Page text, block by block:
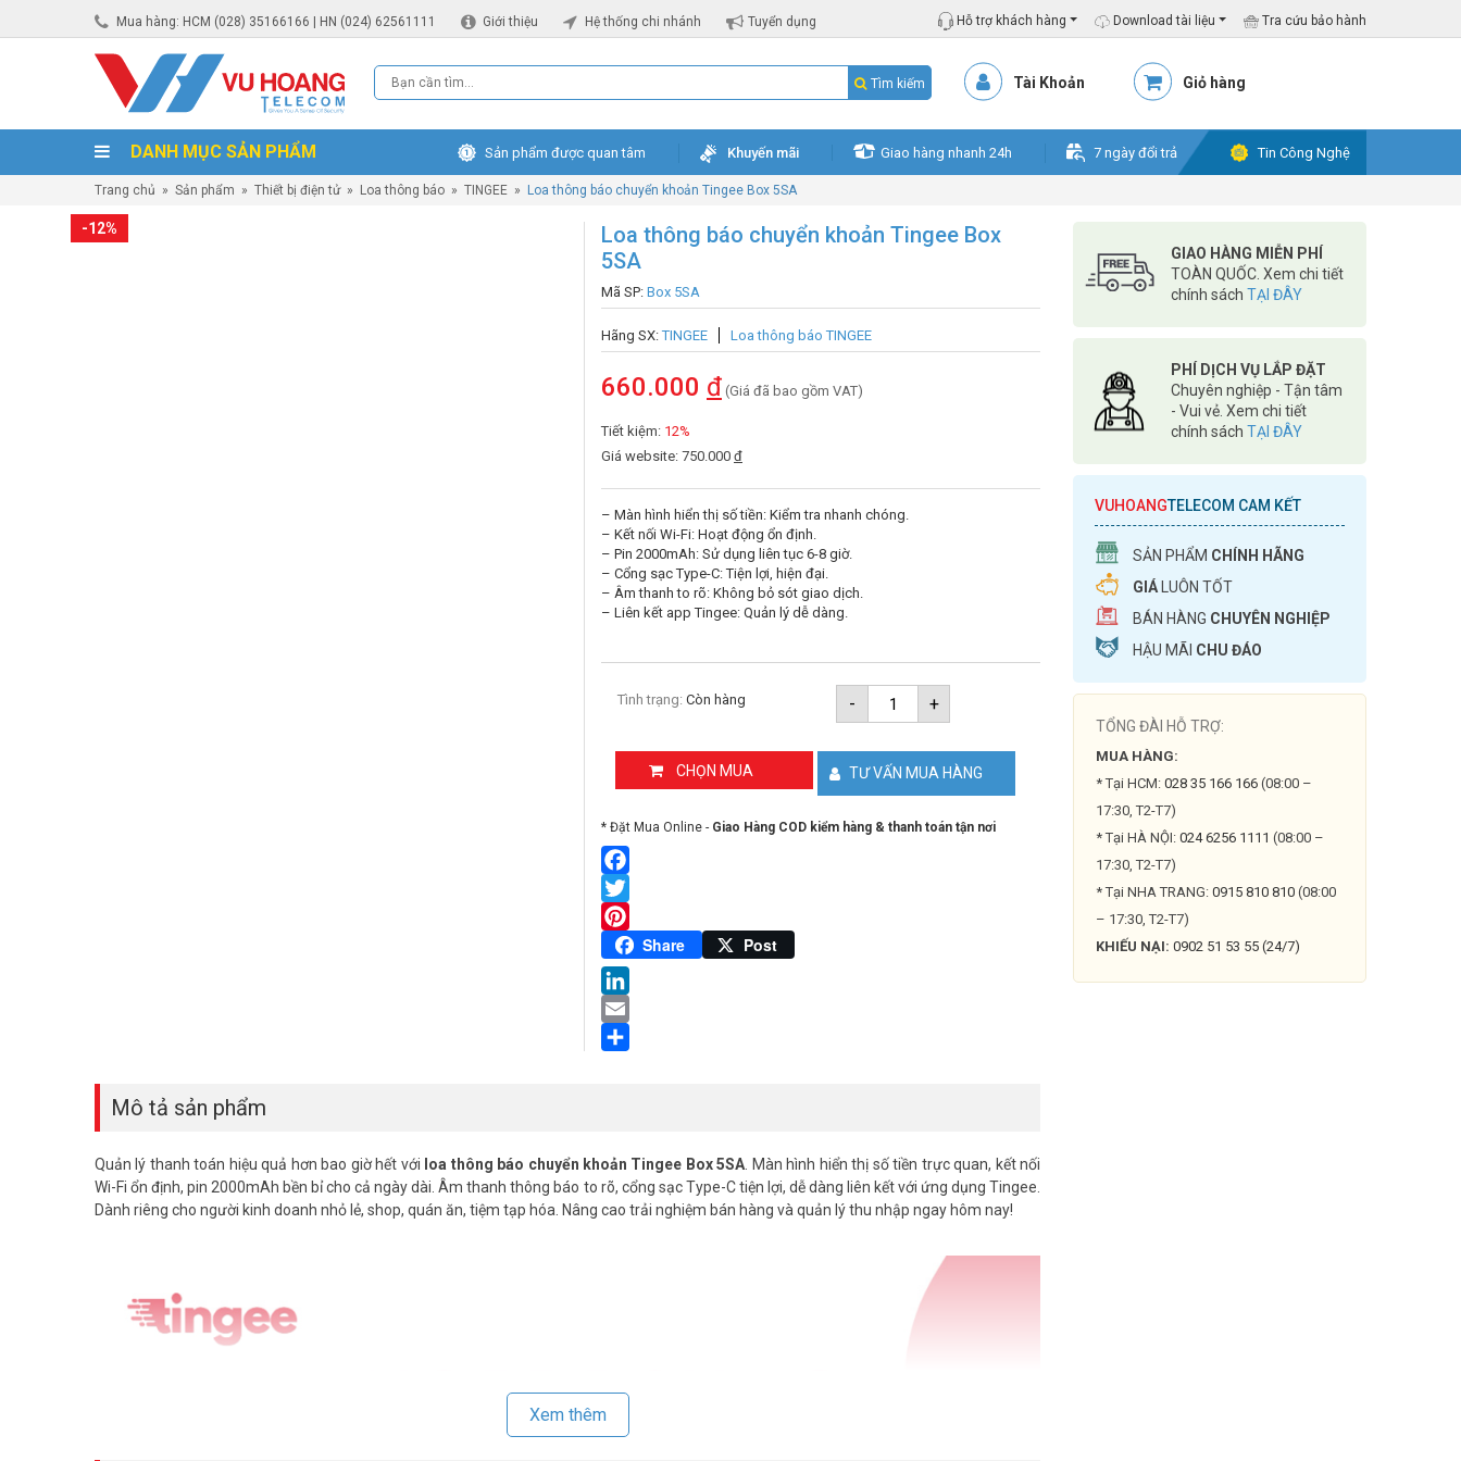
Mua hàng: HCM (028) 35166166 | HN (024) 62561111 Giới thiệu Hệ thống chi nhánh Tuyển dụng Hỗ trợ khách hàng Download tài liệu Tra cứu bảo hành
Tìm kiếm Tài Khoản Giỏ hàng
DANH MỤC SẢN PHẨM Sản phẩm được quan tâm Khuyến mãi Giao hàng nhanh 24h 7 ngày đổi trả Tin Công Nghệ
Trang chủ » Sản phẩm » Thiết bị điện tử » Loa thông báo » TINGEE » Loa thông báo chuyển khoản Tingee Box 5SA
-12%
Loa thông báo chuyển khoản Tingee Box
5SA
Mã SP: Box 5SA
Hãng SX:TINGEE Loa thông báo TINGEE
660.000 đ (Giá đã bao gồm VAT)
Tiết kiệm: 12%
Giá website: 750.000 đ
– Màn hình hiển thị số tiền: Kiểm tra nhanh chóng.
– Kết nối Wi-Fi: Hoạt động ổn định.
– Pin 2000mAh: Sử dụng liên tục 6-8 giờ.
– Cổng sạc Type-C: Tiện lợi, hiện đại.
– Âm thanh to rõ: Không bỏ sót giao dịch.
– Liên kết app Tingee: Quản lý dễ dàng.
-
Loa
thông
báo
khoản
Tingee
Box
số
+
Tình trạng: Còn hàng
CHỌN MUA TƯ VẤN MUA HÀNG
* Đặt Mua Online - Giao Hàng COD kiểm hàng & thanh toán tận nơi
Facebook
Twitter
Pinterest
Share Post
LinkedIn
Email
Mô tả sản phẩm
Quản lý thanh toán hiệu quả hơn bao giờ hết với loa thông báo chuyển khoản Tingee Box 5SA . Màn hình hiển thị số tiền trực quan, kết nối
Wi-Fi ổn định, pin 2000mAh bền bỉ cho cả ngày dài. Âm thanh thông báo to rõ, cổng sạc Type-C tiện lợi, dễ dàng liên kết với ứng dụng Tingee.
Dành riêng cho người kinh doanh nhỏ lẻ, shop, quán ăn, tiệm tạp hóa. Nâng cao trải nghiệm bán hàng và quản lý thu nhập ngay hôm nay!
Xem thêm
GIAO HÀNG MIỄN PHÍ
TOÀN QUỐC. Xem chi tiết
chính sách TẠI ĐÂY
PHÍ DỊCH VỤ LẮP ĐẶT
Chuyên nghiệp - Tận tâm
- Vui vẻ. Xem chi tiết
chính sách TẠI ĐÂY
VUHOANGTELECOM CAM KẾT
SẢN PHẨM CHÍNH HÃNG
GIÁ LUÔN TỐT
BÁN HÀNG CHUYÊN NGHIỆP
HẬU MÃI CHU ĐÁO
TỔNG ĐÀI HỖ TRỢ:
MUA HÀNG:
* Tại HCM: 028 35 166 166 (08:00 –
17:30, T2-T7)
* Tại HÀ NỘI: 024 6256 1111 (08:00 –
17:30, T2-T7)
* Tại NHA TRANG: 0915 810 810 (08:00
– 17:30, T2-T7)
KHIẾU NẠI: 0902 51 53 55 (24/7)